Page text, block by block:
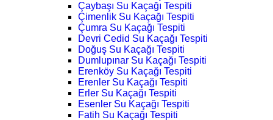
Çaybaşı Su Kaçağı Tespiti
Çimenlik Su Kaçağı Tespiti
Çumra Su Kaçağı Tespiti
Devri Cedid Su Kaçağı Tespiti
Doğuş Su Kaçağı Tespiti
Dumlupınar Su Kaçağı Tespiti
Erenköy Su Kaçağı Tespiti
Erenler Su Kaçağı Tespiti
Erler Su Kaçağı Tespiti
Esenler Su Kaçağı Tespiti
Fatih Su Kaçağı Tespiti